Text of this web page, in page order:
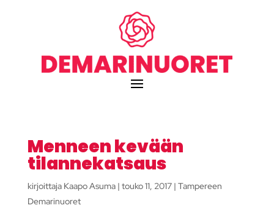
Menneen kevään
tilannekatsaus
kirjoittaja Kaapo Asuma| touko 11, 2017| Tampereen
Demarinuoret